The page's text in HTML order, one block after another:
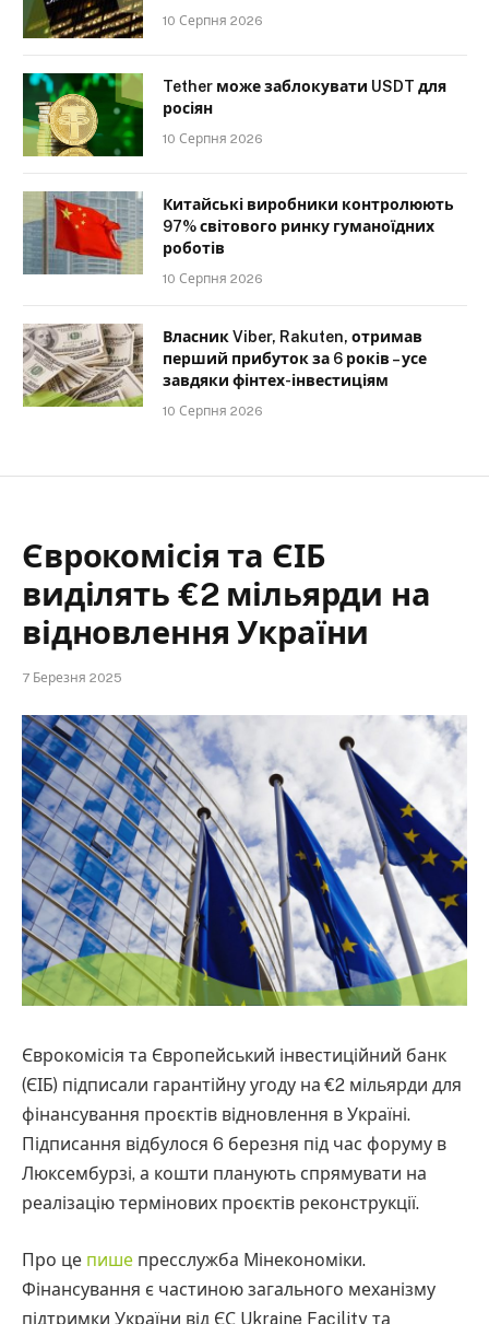
10 Серпня 2026
Tether може заблокувати USDT для
росіян
10 Серпня 2026
Китайські виробники контролюють
97% світового ринку гуманоїдних
роботів
10 Серпня 2026
Власник Viber, Rakuten, отримав
перший прибуток за 6 років – усе
завдяки фінтех-інвестиціям
10 Серпня 2026
Єврокомісія та ЄІБ
виділять €2 мільярди на
відновлення України
7 Березня 2025
Єврокомісія та Європейський інвестиційний банк
(ЄІБ) підписали гарантійну угоду на €2 мільярди для
фінансування проєктів відновлення в Україні.
Підписання відбулося 6 березня під час форуму в
Люксембурзі, а кошти планують спрямувати на
реалізацію термінових проєктів реконструкції.
Про це пише пресслужба Мінекономіки.
Фінансування є частиною загального механізму
підтримки України від ЄС Ukraine Facility та